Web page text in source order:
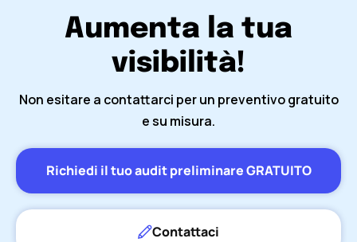
Aumenta la tua
visibilità!
Non esitare a contattarci per un preventivo gratuito
e su misura.
Richiedi il tuo audit preliminare GRATUITO
Contattaci